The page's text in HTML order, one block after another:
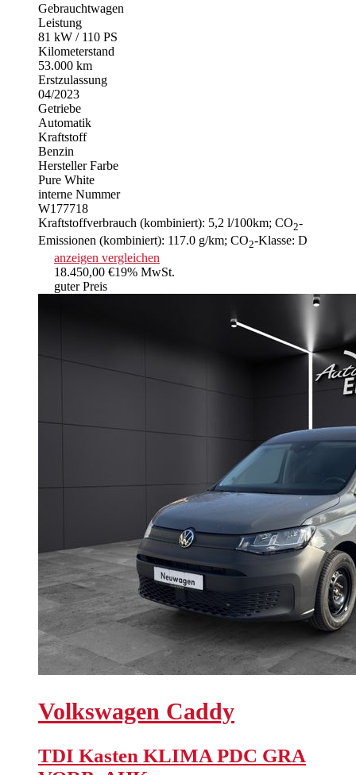
Gebrauchtwagen
Leistung
81 kW / 110 PS
Kilometerstand
53.000 km
Erstzulassung
04/2023
Getriebe
Automatik
Kraftstoff
Benzin
Hersteller Farbe
Pure White
interne Nummer
W177718
Kraftstoffverbrauch (kombiniert): 5,2 l/100km; CO2-
Emissionen (kombiniert): 117.0 g/km; CO2-Klasse: D
anzeigen vergleichen
18.450,00 €19% MwSt.
guter Preis
Volkswagen Caddy
TDI Kasten KLIMA PDC GRA